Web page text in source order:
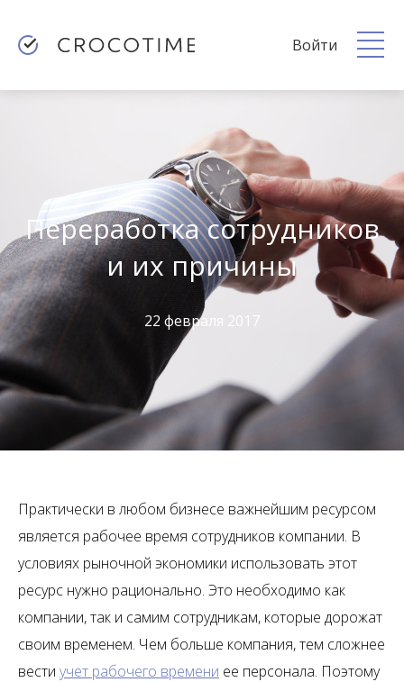
Войти
Переработка сотрудников
и их причины
22 февраля 2017
Практически в любом бизнесе важнейшим ресурсом
является рабочее время сотрудников компании. В
условиях рыночной экономики использовать этот
ресурс нужно рационально. Это необходимо как
компании, так и самим сотрудникам, которые дорожат
своим временем. Чем больше компания, тем сложнее
вести учет рабочего времени ее персонала. Поэтому